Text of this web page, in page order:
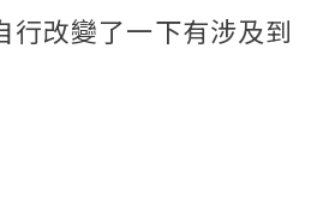
改變了一下有涉及到